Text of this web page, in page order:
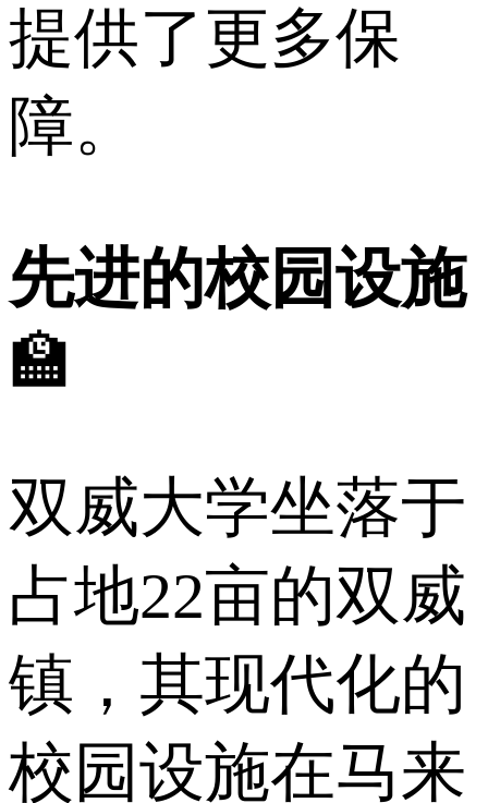
提供了更多保
障。
先进的校园设施
🏫
双威大学坐落于
占地22亩的双威
镇，其现代化的
校园设施在马来